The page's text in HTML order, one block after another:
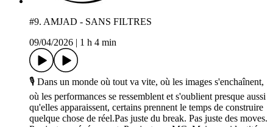
#9. AMJAD - SANS FILTRES
09/04/2026
1 h 4 min
🎙️ Dans un monde où tout va vite, où les images s'enchaînent,
où les performances se ressemblent et s'oublient presque aussi
qu'elles apparaissent, certains prennent le temps de construire
quelque chose de réel.Pas juste du break. Pas juste des moves.